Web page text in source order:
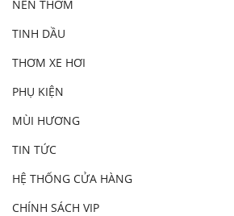
NẾN THƠM
TINH DẦU
THƠM XE HƠI
PHỤ KIỆN
MÙI HƯƠNG
TIN TỨC
HỆ THỐNG CỬA HÀNG
CHÍNH SÁCH VIP